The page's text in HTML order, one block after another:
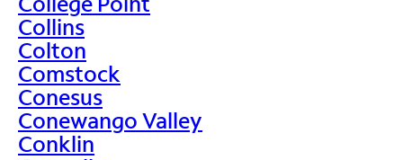
Collins
Colton
Comstock
Conesus
Conewango Valley
Conklin